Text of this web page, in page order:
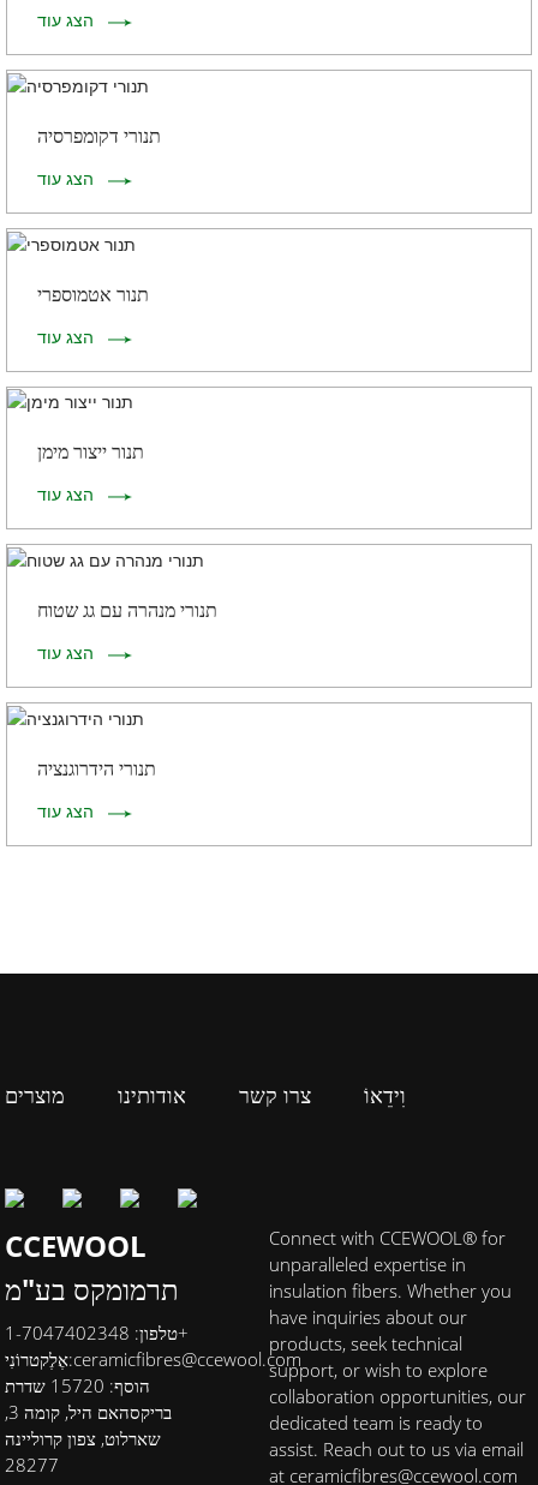
הצג עוד
תנורי דקומפרסיה
הצג עוד
תנור אטמוספרי
הצג עוד
תנור ייצור מימן
הצג עוד
תנורי מנהרה עם גג שטוח
הצג עוד
תנורי הידרוגנציה
הצג עוד
מוצרים אודותינו צרו קשר וִידֵאוֹ
CCEWOOL
תרמומקס בע"מ
טלפון: 1-7047402348+
אֶלֶקטרוֹנִי:ceramicfibres@ccewool.com
הוסף: 15720 שדרת
בריקסהאם היל, קומה 3,
שארלוט, צפון קרוליינה
28277
Connect with CCEWOOL® for
unparalleled expertise in
insulation fibers. Whether you
have inquiries about our
products, seek technical
support, or wish to explore
collaboration opportunities, our
dedicated team is ready to
assist. Reach out to us via email
at ceramicfibres@ccewool.com